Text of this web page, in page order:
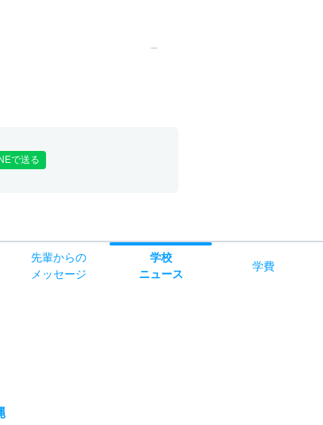
で送る
先輩からの
メッセージ
学校
ニュース
学費